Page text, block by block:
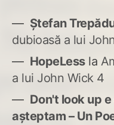
Ștefan
dubioasă a lui
HopeLessla
a lui John Wick 4
Don't look up
așteptam – Un